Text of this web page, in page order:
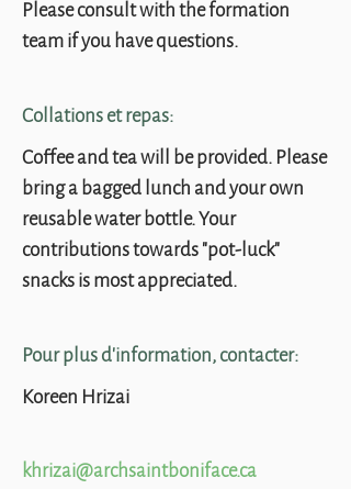
Please consult with the formation
team if you have questions.
Collations et repas:
Coffee and tea will be provided. Please
bring a bagged lunch and your own
reusable water bottle. Your
contributions towards "pot-luck"
snacks is most appreciated.
Pour plus d'information, contacter:
Koreen Hrizai
khrizai@archsaintboniface.ca